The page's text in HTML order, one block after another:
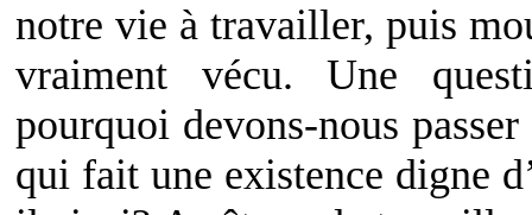
notre vie à travailler, puis
vraiment vécu. Une
pourquoi devons-nous
qui fait une existence digne